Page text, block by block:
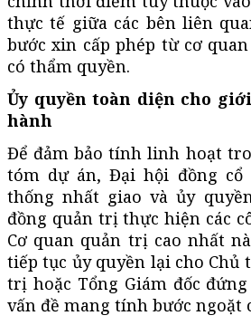
thực tế giữa các bên liên
bước xin cấp phép từ cơ
có thẩm quyền.
Ủy quyền toàn diện cho
hành
Để đảm bảo tính linh hoạt
tóm dự án, Đại hội đồng cổ
thống nhất giao và ủy
đồng quản trị thực hiện các
Cơ quan quản trị cao nhất
tiếp tục ủy quyền lại cho Chủ
trị hoặc Tổng Giám đốc
vấn đề mang tính bước ngoặt